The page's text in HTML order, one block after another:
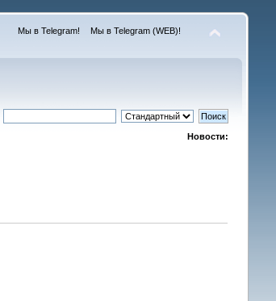
Мы в Telegram! Мы в Telegram (WEB)!
Новости: